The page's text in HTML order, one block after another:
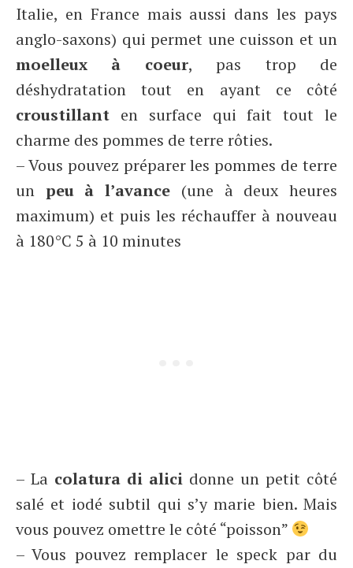
Italie, en France mais aussi dans les pays
anglo-saxons) qui permet une cuisson et un
moelleux à coeur, pas trop de
déshydratation tout en ayant ce côté
croustillant en surface qui fait tout le
charme des pommes de terre rôties.
– Vous pouvez préparer les pommes de terre
un peu à l’avance (une à deux heures
maximum) et puis les réchauffer à nouveau
à 180°C 5 à 10 minutes
– La colatura di alici donne un petit côté
salé et iodé subtil qui s’y marie bien. Mais
vous pouvez omettre le côté “poisson”
– Vous pouvez remplacer le speck par du